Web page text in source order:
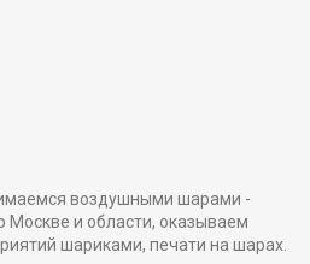
воздушными шарами -
Москве и области, оказываем
шариками, печати на шарах.